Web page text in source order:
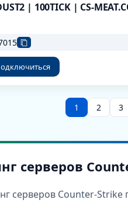
| 100TICK | CS-
1 2 3
серверов
серверов Counter-Strike